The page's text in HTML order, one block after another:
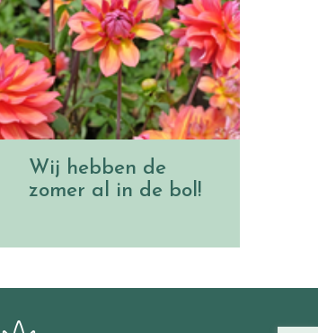
Wij hebben de
zomer al in de bol!